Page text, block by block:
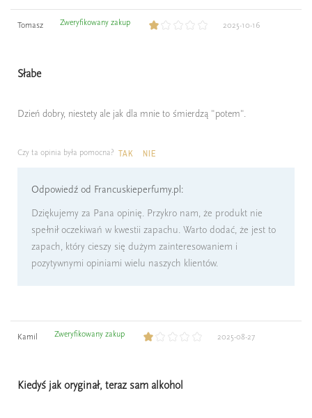
Tomasz Zweryfikowany zakup 2025-10-16
Słabe
Dzień dobry, niestety ale jak dla mnie to śmierdzą "potem".
Czy ta opinia była pomocna? TAK NIE
Odpowiedź od Francuskieperfumy.pl:
Dziękujemy za Pana opinię. Przykro nam, że produkt nie
spełnił oczekiwań w kwestii zapachu. Warto dodać, że jest to
zapach, który cieszy się dużym zainteresowaniem i
pozytywnymi opiniami wielu naszych klientów.
Kamil Zweryfikowany zakup 2025-08-27
Kiedyś jak oryginał, teraz sam alkohol